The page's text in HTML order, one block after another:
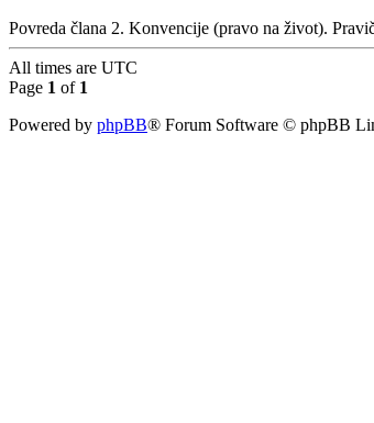
Povreda člana 2. Konvencije (pravo na život).
All times are UTC
Page 1 of 1
Powered by phpBB® Forum Software © phpBB